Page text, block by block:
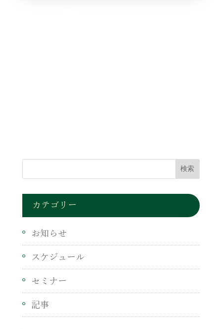
カテゴリー
お知らせ
スケジュール
セミナー
記事